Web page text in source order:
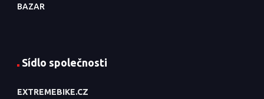
BAZAR
Sídlo společnosti
EXTREMEBIKE.CZ